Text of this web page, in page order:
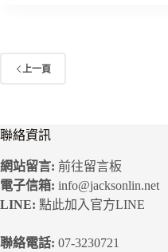
上一頁
聯絡資訊
網站留言: 前往留言板
電子信箱: info@jacksonlin.net
LINE: 點此加入官方LINE
聯絡電話: 07-3230721